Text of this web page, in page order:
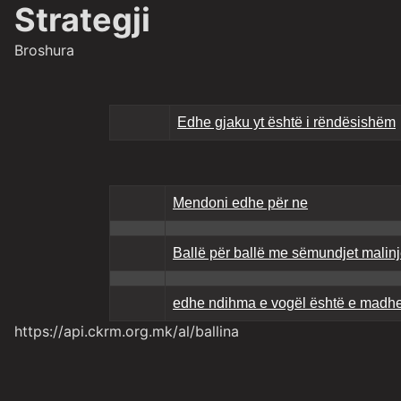
Strategji
Broshura
Edhe gjaku yt është i rëndësishëm
Mendoni edhe për ne
Ballë për ballë me sëmundjet
edhe ndihma e vogël është e
https://api.ckrm.org.mk/al/ballina